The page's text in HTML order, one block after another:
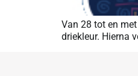
Van 28 tot en
driekleur. Hierna